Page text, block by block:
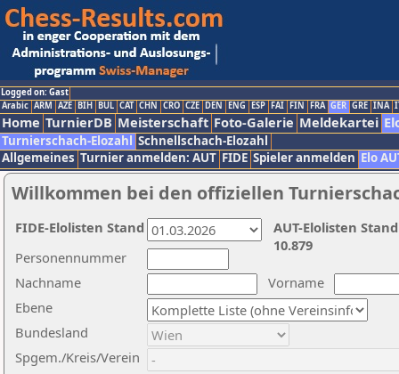
Logged on: Gast
Arabic ARM AZE BIH BUL CAT CHN CRO CZE DEN ENG ESP FAI FIN FRA GER GRE INA
Home TurnierDB Meisterschaft Foto-Galerie Meldekartei
Turnierschach-Elozahl Schnellschach-Elozahl
Allgemeines Turnier anmelden: AUT FIDE Spieler anmelden Elo
Willkommen bei den offiziellen
Nachname
Vorname
Ebene
Personennummer
Bundesland
Spgem./Kreis/Verein
AUT-Elolisten
10.879
FIDE-Elolisten Stand